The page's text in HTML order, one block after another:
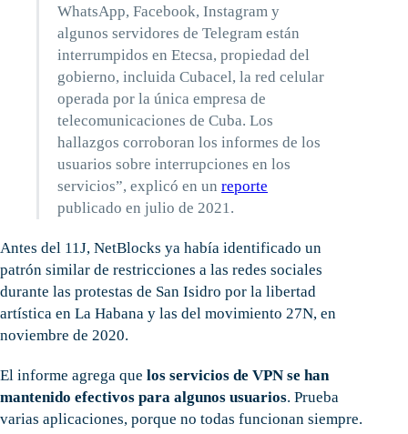
WhatsApp, Facebook, Instagram y
algunos servidores de Telegram están
interrumpidos en Etecsa, propiedad del
gobierno, incluida Cubacel, la red celular
operada por la única empresa de
telecomunicaciones de Cuba. Los
hallazgos corroboran los informes de los
usuarios sobre interrupciones en los
servicios”, explicó en un reporte
publicado en julio de 2021.
Antes del 11J, NetBlocks ya había identificado un
patrón similar de restricciones a las redes sociales
durante las protestas de San Isidro por la libertad
artística en La Habana y las del movimiento 27N, en
noviembre de 2020.
El informe agrega que los servicios de VPN se han
mantenido efectivos para algunos usuarios. Prueba
varias aplicaciones, porque no todas funcionan siempre.